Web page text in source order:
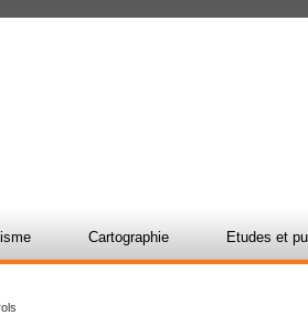
Cartographie Etudes et